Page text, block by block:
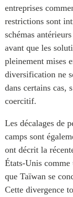
entreprises
restrictions sont
schémas
avant que les
pleinement mises
diversification ne
dans certains cas,
coercitif.
Les décalages de
camps sont
ont décrit la
États-Unis comme
que Taïwan se
Cette divergence